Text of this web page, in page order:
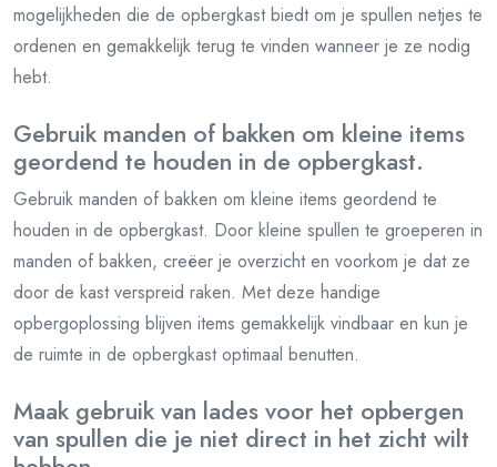
mogelijkheden die de opbergkast biedt om je spullen netjes te
ordenen en gemakkelijk terug te vinden wanneer je ze nodig
hebt.
Gebruik manden of bakken om kleine items
geordend te houden in de opbergkast.
Gebruik manden of bakken om kleine items geordend te
houden in de opbergkast. Door kleine spullen te groeperen in
manden of bakken, creëer je overzicht en voorkom je dat ze
door de kast verspreid raken. Met deze handige
opbergoplossing blijven items gemakkelijk vindbaar en kun je
de ruimte in de opbergkast optimaal benutten.
Maak gebruik van lades voor het opbergen
van spullen die je niet direct in het zicht wilt